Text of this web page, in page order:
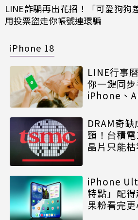
LINE詐騙再出花招！「可愛狗狗
用投票盜走你帳號連環騙
iPhone 18
LINE行事
你一鍵同
iPhone、
DRAM奇
頸！台積
晶片只能枯
iPhone
特點」配
果粉看完